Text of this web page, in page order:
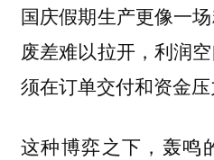
国庆假期生产更像一
废差难以拉开，利润
须在订单交付和资金压
这种博弈之下， 轰鸣